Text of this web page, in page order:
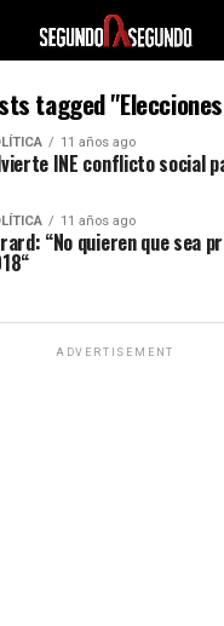
tagged
11 años ago
INE conflicto social
11 años ago
“No quieren que sea
ADVERTISEMENT